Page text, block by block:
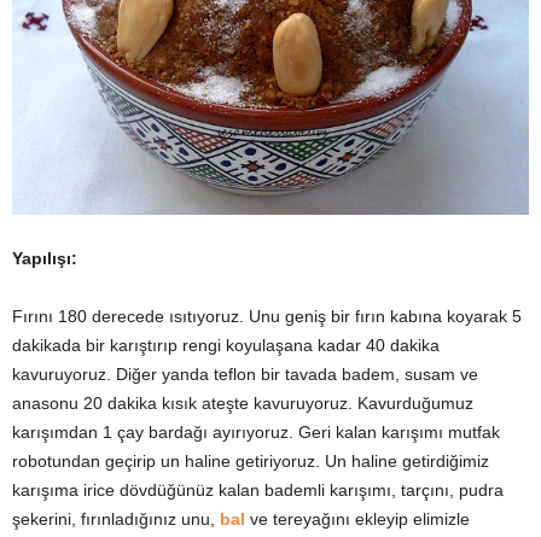
Yapılışı:
Fırını 180 derecede ısıtıyoruz. Unu geniş bir fırın kabına koyarak 5
dakikada bir karıştırıp rengi koyulaşana kadar 40 dakika
kavuruyoruz. Diğer yanda teflon bir tavada badem, susam ve
anasonu 20 dakika kısık ateşte kavuruyoruz. Kavurduğumuz
karışımdan 1 çay bardağı ayırıyoruz. Geri kalan karışımı mutfak
robotundan geçirip un haline getiriyoruz. Un haline getirdiğimiz
karışıma irice dövdüğünüz kalan bademli karışımı, tarçını, pudra
şekerini, fırınladığınız unu, bal ve tereyağını ekleyip elimizle